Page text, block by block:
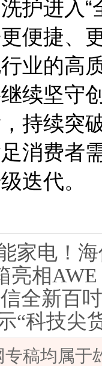
护进入“
便捷、
业的高
续坚守
持续突
消费者
迭代。
家电！
亮相
全新百
“科技尖
稿均属于